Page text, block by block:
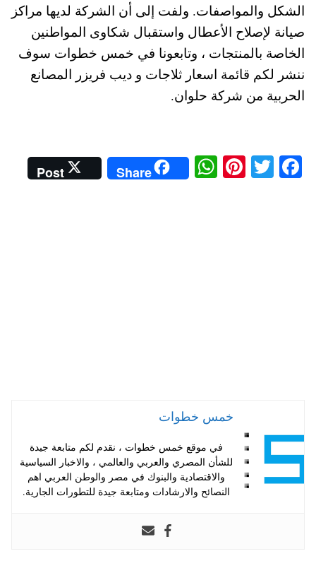
الشكل والمواصفات. ولفت إلى أن الشركة لديها مراكز
صيانة لإصلاح الأعطال واستقبال شكاوى المواطنين
الخاصة بالمنتجات ، وتابعونا في خمس خطوات سوف
ننشر لكم قائمة اسعار ثلاجات و ديب فريزر المصانع
الحربية من شركة حلوان.
Fa
T
Pi
W
ha
Share
Post
خمس خطوات
في موقع خمس خطوات ، نقدم لكم متابعة جيدة
للشأن المصري والعربي والعالمي ، والاخبار السياسية
والاقتصادية والبنوك في مصر والوطن العربي اهم
النصائح والارشادات ومتابعة جيدة للتطورات الجارية.